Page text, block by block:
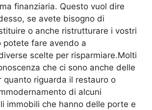
finanziaria. Questo vuol dire
se avete bisogno di
o anche ristrutturare i vostri
potete fare avendo a
scelte per risparmiare.Molti
che ci sono anche delle
quanto riguarda il restauro o
di alcuni
immobili che hanno delle porte e